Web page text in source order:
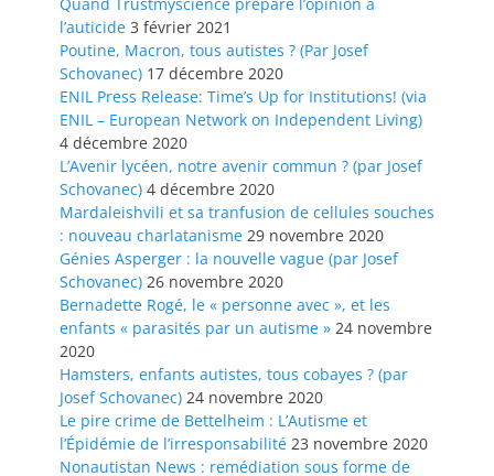
l’auticide 3 février 2021
Poutine, Macron, tous autistes ? (Par Josef
Schovanec) 17 décembre 2020
ENIL Press Release: Time’s Up for Institutions! (via
ENIL – European Network on Independent Living)
4 décembre 2020
L’Avenir lycéen, notre avenir commun ? (par Josef
Schovanec) 4 décembre 2020
Mardaleishvili et sa tranfusion de cellules souches
: nouveau charlatanisme 29 novembre 2020
Génies Asperger : la nouvelle vague (par Josef
Schovanec) 26 novembre 2020
Bernadette Rogé, le « personne avec », et les
enfants « parasités par un autisme » 24 novembre
2020
Hamsters, enfants autistes, tous cobayes ? (par
Josef Schovanec) 24 novembre 2020
Le pire crime de Bettelheim : L’Autisme et
l’Épidémie de l’irresponsabilité 23 novembre 2020
Nonautistan News : remédiation sous forme de